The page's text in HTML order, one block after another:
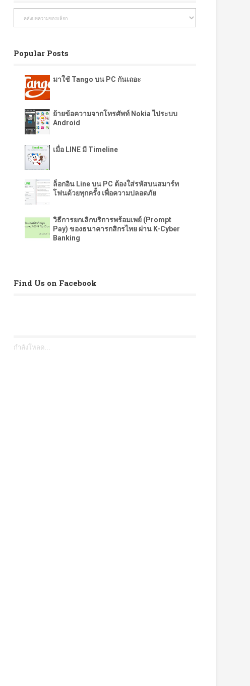
Popular Posts
มาใช้ Tango บน PC กันเถอะ
ย้ายข้อความจากโทรศัพท์ Nokia ไประบบ
Android
เมื่อ LINE มี Timeline
ล็อกอิน Line บน PC ต้องใส่รหัสบนสมาร์ท
โฟนด้วยทุกครั้ง เพื่อความปลอดภัย
วิธีการยกเลิกบริการพร้อมเพย์ (Prompt
Pay) ของธนาคารกสิกรไทย ผ่าน K-Cyber
Banking
Find Us on Facebook
กำลังโหลด...